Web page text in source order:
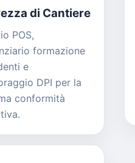
di Cantiere
POS,
formazione
e
DPI per la
conformità